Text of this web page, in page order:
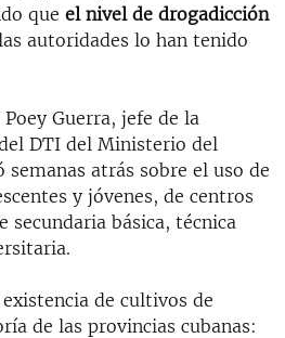
que el nivel de drogadicción
autoridades lo han tenido
Guerra, jefe de la
DTI del Ministerio del
atrás sobre el uso de
y jóvenes, de centros
secundaria básica, técnica
de cultivos de
de las provincias cubanas: